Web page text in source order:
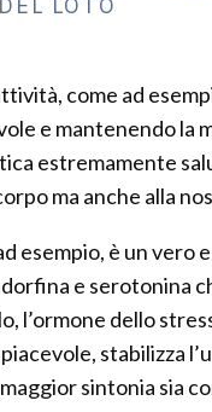
come ad
e mantenendo la
estremamente
ma anche alla
esempio, è un
e serotonina
l’ormone dello
stabilizza
sintonia sia